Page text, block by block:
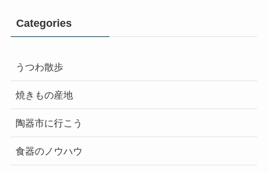
Categories
うつわ散歩
焼きもの産地
陶器市に行こう
食器のノウハウ